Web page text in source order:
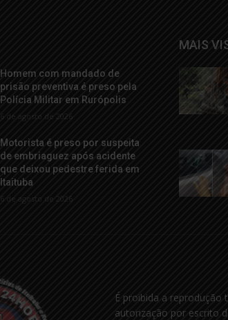
Homem com mandado de
prisão preventiva é preso pela
Polícia Militar em Rurópolis
6 de agosto de 2026
Motorista é preso por suspeita
de embriaguez após acidente
que deixou pedestre ferida em
Itaituba
6 de agosto de 2026
MAIS
É proibida a
autorização por escrito